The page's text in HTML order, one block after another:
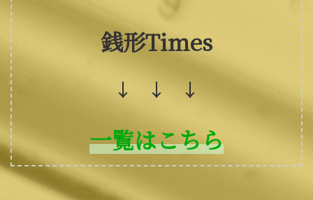
銭形Times
↓ ↓ ↓
一覧はこちら